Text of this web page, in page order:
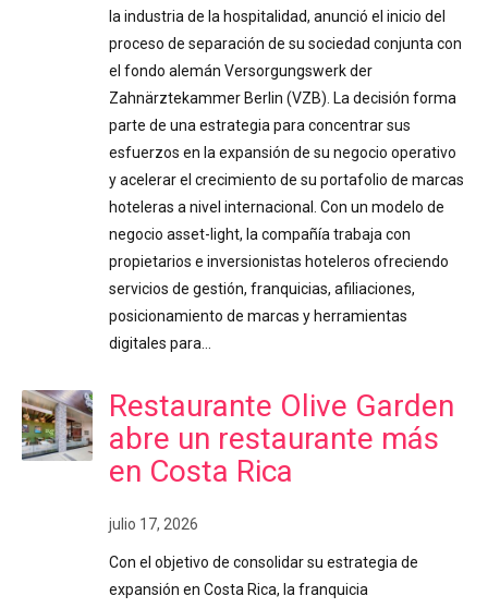
la industria de la hospitalidad, anunció el inicio del
proceso de separación de su sociedad conjunta con
el fondo alemán Versorgungswerk der
Zahnärztekammer Berlin (VZB). La decisión forma
parte de una estrategia para concentrar sus
esfuerzos en la expansión de su negocio operativo
y acelerar el crecimiento de su portafolio de marcas
hoteleras a nivel internacional. Con un modelo de
negocio asset-light, la compañía trabaja con
propietarios e inversionistas hoteleros ofreciendo
servicios de gestión, franquicias, afiliaciones,
posicionamiento de marcas y herramientas
digitales para…
Restaurante Olive Garden
abre un restaurante más
en Costa Rica
julio 17, 2026
Con el objetivo de consolidar su estrategia de
expansión en Costa Rica, la franquicia